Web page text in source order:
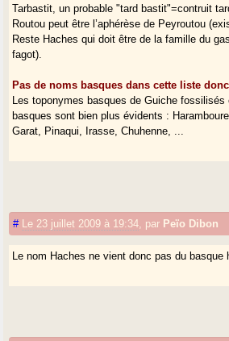
Tarbastit, un probable "tard bastit"=contruit
Routou peut être l’aphérèse de Peyroutou
Reste Haches qui doit être de la famille du
fagot).
Pas de noms basques dans cette liste
Les toponymes basques de Guiche
basques sont bien plus évidents :
Garat, Pinaqui, Irasse, Chuhenne, ...
# Le 23 juillet 2009 à 19:34 par Peïo Dibon
Le nom Haches ne vient donc pas du basque